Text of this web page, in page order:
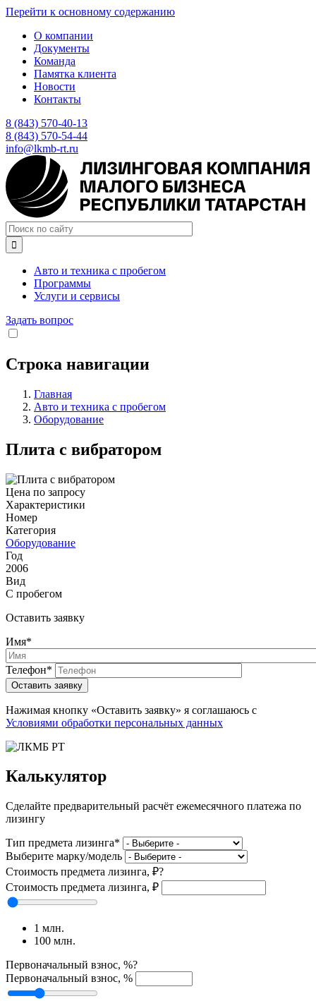
Перейти к основному содержанию
О компании
Документы
Команда
Памятка клиента
Новости
Контакты
8 (843) 570-40-13
8 (843) 570-54-44
info@lkmb-rt.ru

Авто и техника с пробегом
Программы
Услуги и сервисы
Задать вопрос
Строка навигации
Главная
Авто и техника с пробегом
Оборудование
Плита с вибратором
Цена по запросу
Характеристики
Номер
Категория
Оборудование
Год
2006
Вид
С пробегом
Оставить заявку
Имя*
Телефон*
Оставить заявку
Нажимая кнопку «Оставить заявку» я соглашаюсь с
Условиями обработки персональных данных
Калькулятор
Сделайте предварительный расчёт ежемесячного платежа по
лизингу
Тип предмета лизинга*
Выберите марку/модель
Стоимость предмета лизинга, ₽?
Стоимость предмета лизинга, ₽
1 млн.
100 млн.
Первоначальный взнос, %?
Первоначальный взнос, %